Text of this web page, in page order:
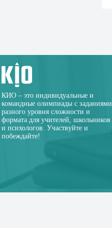
КИО – это индивидуальные и
командные олимпиады с заданиями
разного уровня сложности и
формата для учителей, школьников
и психологов. Участвуйте и
побеждайте!